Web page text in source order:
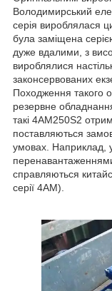
Володимирський
серія вироблялася
була заміщена
дуже вдалими, з
вироблялися
законсервованих
Походження такого
резервне
такі 4АМ250S2
поставляються
умовах. Наприклад,
справляються
серії 4АМ).